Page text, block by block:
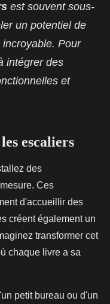
est souvent sous-
un potentiel de
incroyable. Pour
intégrer des
et
escaliers
des
Ces
d'accueillir des
créent également un
transformer cet
chaque livre a sa
petit bureau ou d'un